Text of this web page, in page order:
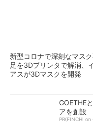
新型コロナで深刻なマス
足を3Dプリンタで解消、
アスが3Dマスクを開発
GOETHE
アを創設
PR(FINCHI on